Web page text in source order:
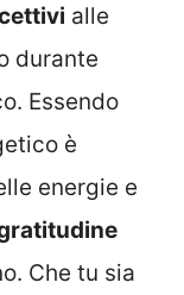
alle
durante
Essendo
è
energie e
Che tu sia